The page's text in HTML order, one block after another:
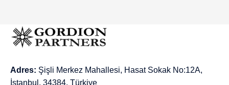
Adres: Şişli Merkez Mahallesi, Hasat Sokak No:12A,
İstanbul, 34384, Türkiye